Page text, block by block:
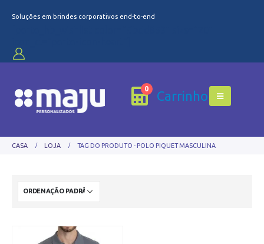
Soluções em brindes corporativos end-to-end
0 Carrinho
CASA LOJA TAG DO PRODUTO - POLO PIQUET MASCULINA